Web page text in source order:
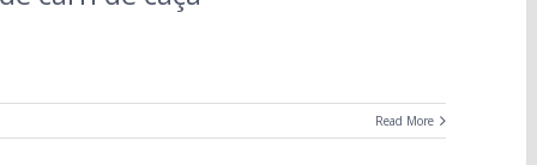
Read More